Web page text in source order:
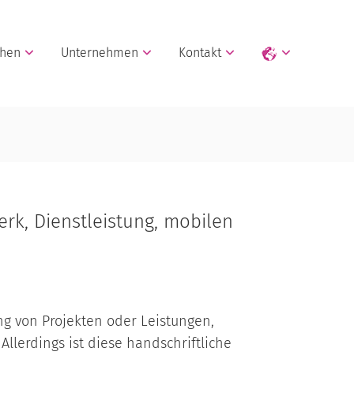
Unternehmen Kontakt
Dienstleistung, mobilen
von Projekten oder Leistungen,
ist diese handschriftliche